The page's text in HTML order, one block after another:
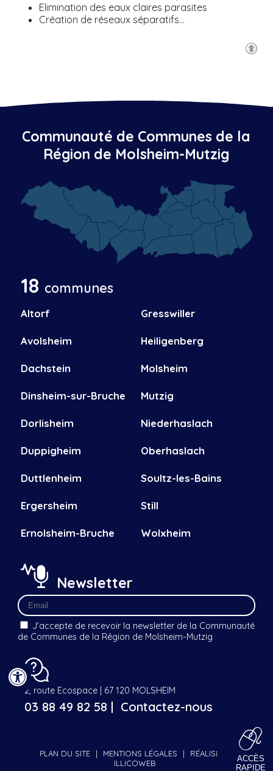
Elimination des eaux claires parasites
Création de réseaux séparatifs…
Communauté de Communes de la
Région de Molsheim-Mutzig
18 communes
Altorf
Avolsheim
Dachstein
Dinsheim-sur-Bruche
Dorlisheim
Duppigheim
Duttlenheim
Ergersheim
Ernolsheim-Bruche
Gresswiller
Heiligenberg
Molsheim
Mutzig
Niederhaslach
Oberhaslach
Soultz-les-Bains
Still
Wolxheim
Newsletter
J'accepte de recevoir la newsletter de la Communauté
de Communes de la Région de Molsheim-Mutzig
2, route Ecospace | 67 120 MOLSHEIM
03 88 49 82 58 | Contactez-nous
PLAN DU SITE | MENTIONS LÉGALES |
RÉALISÉ PAR
ILLICOWEB
ACCÈS
RAPIDE